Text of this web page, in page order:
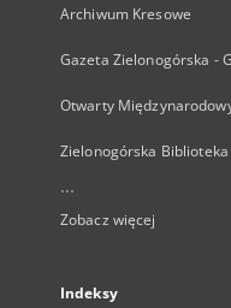
Archiwum Kresowe
Gazeta Zielonogórska -
Otwarty
Zielonogórska
...
Zobacz więcej
Indeksy